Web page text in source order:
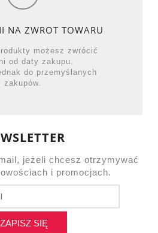
NA ZWROT TOWARU
możesz zwrócić
od daty zakupu.
do przemyślanych
zakupów.
jeżeli chcesz otrzymywać
i promocjach.
ZAPISZ SIĘ